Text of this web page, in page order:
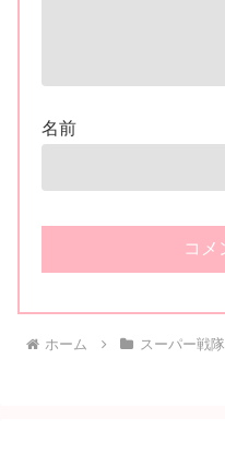
名前
ホーム スーパー戦隊